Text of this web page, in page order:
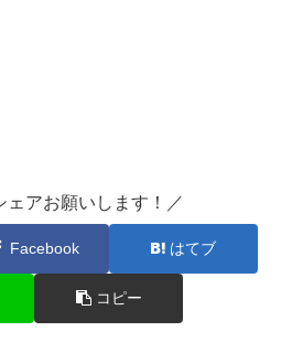
ェアお願いします！／
Facebook はてブ
コピー